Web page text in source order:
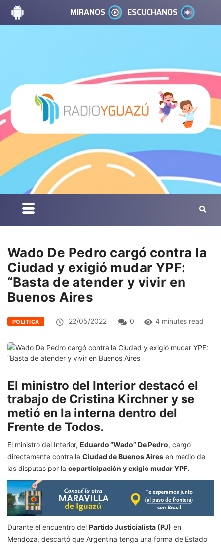
MIRANOS ESCUCHANOS
Wado De Pedro cargó contra la
Ciudad y exigió mudar YPF:
“Basta de atender y vivir en
Buenos Aires
POLITICA 22/05/2022 0 4 minutes read
El ministro del Interior destacó el
trabajo de Cristina Kirchner y se
metió en la interna dentro del
Frente de Todos.
El ministro del Interior, Eduardo “Wado” De Pedro, cargó
directamente contra la Ciudad de BuenosAires en medio de
las disputas por la coparticipación y exigió mudar YPF.
Durante el encuentro del Partido Justicialista (PJ) en
Mendoza, descartó que Argentina tenga una forma de Estado